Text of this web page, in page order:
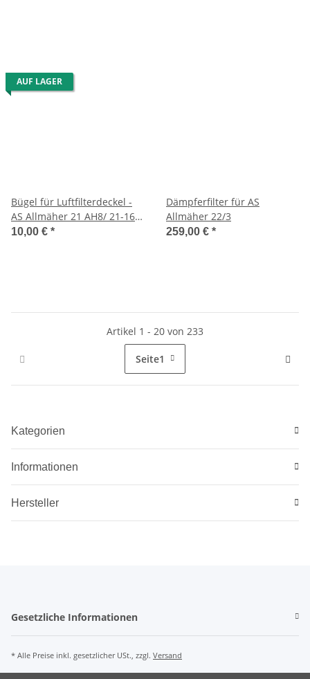
AUF LAGER
Bügel für Luftfilterdeckel -
AS Allmäher 21 AH8/ 21-165
usw.
10,00 € *
Dämpferfilter für AS
Allmäher 22/3
259,00 € *
Artikel 1 - 20 von 233
Seite1
Kategorien
Informationen
Hersteller
Gesetzliche Informationen
* Alle Preise inkl. gesetzlicher USt., zzgl. Versand